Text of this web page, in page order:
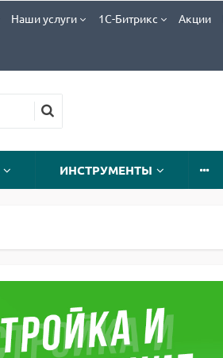
Наши услуги 1С-Битрикс Акции
ИНСТРУМЕНТЫ